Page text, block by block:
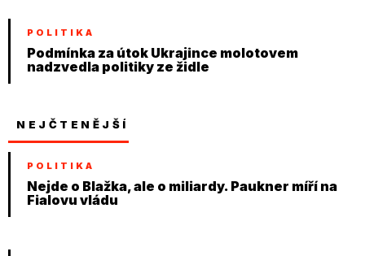
POLITIKA
Podmínka za útok Ukrajince molotovem
nadzvedla politiky ze židle
NEJČTENĚJŠÍ
POLITIKA
Nejde o Blažka, ale o miliardy. Paukner míří na
Fialovu vládu